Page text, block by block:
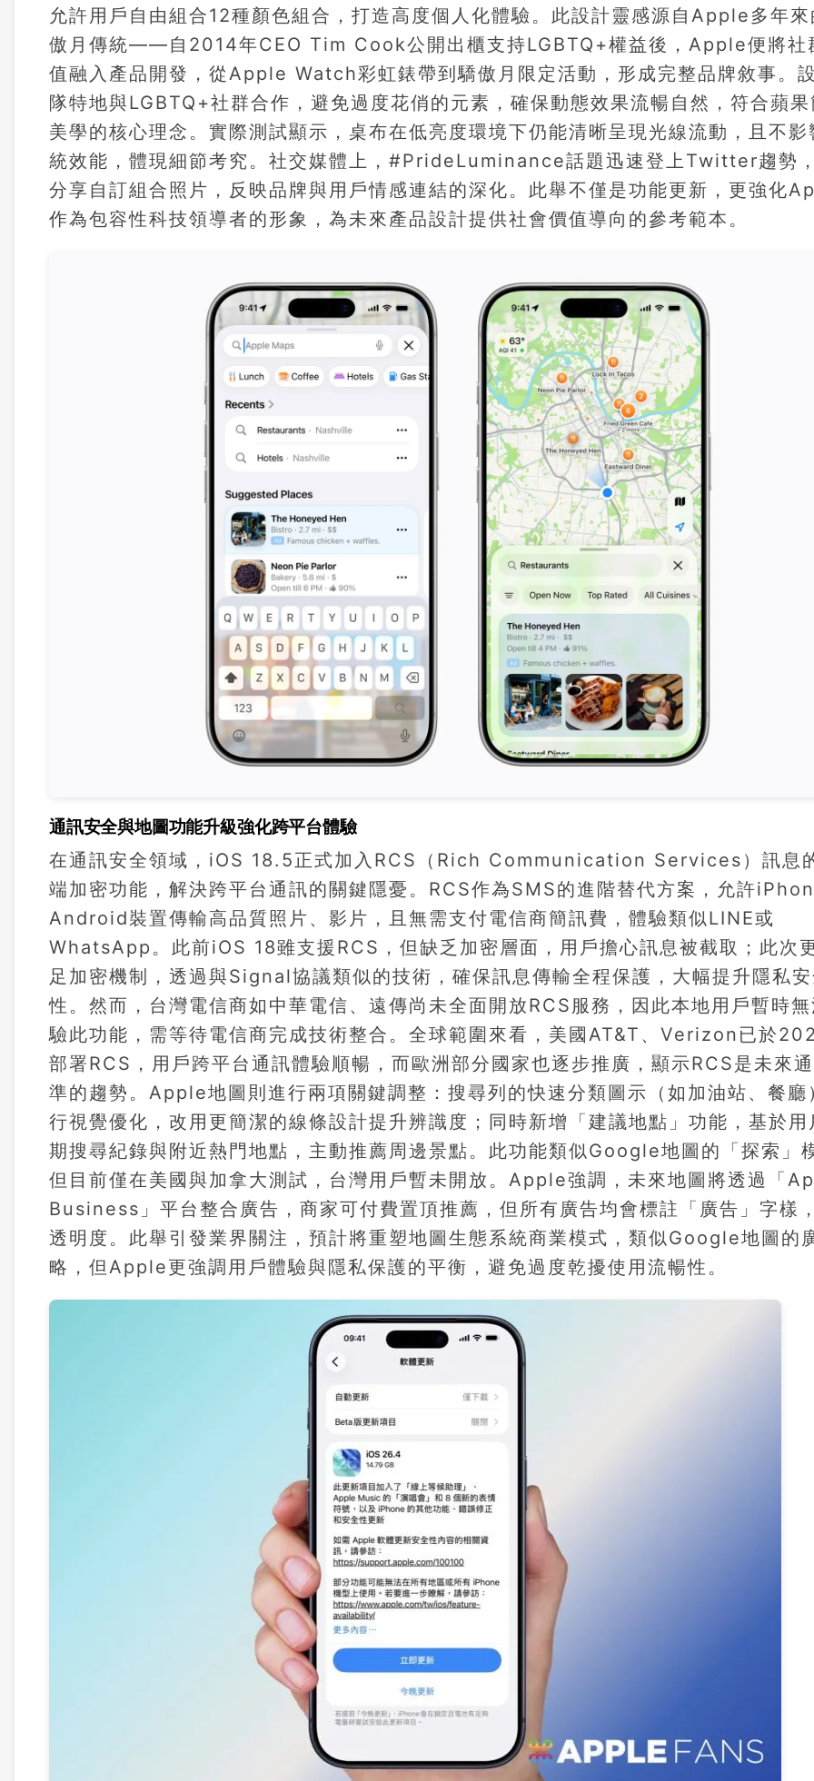
允許用戶自由組合12種顏色組合，打造高度個人化體驗。此設計靈感源自Apple多年來
傲月傳統——自2014年CEO Tim Cook公開出櫃支持LGBTQ+權益後，Apple便將社
值融入產品開發，從Apple Watch彩虹錶帶到驕傲月限定活動，形成完整品牌敘事。
隊特地與LGBTQ+社群合作，避免過度花俏的元素，確保動態效果流暢自然，符合蘋果
美學的核心理念。實際測試顯示，桌布在低亮度環境下仍能清晰呈現光線流動，且不影
統效能，體現細節考究。社交媒體上，#PrideLuminance話題迅速登上Twitter趨勢
分享自訂組合照片，反映品牌與用戶情感連結的深化。此舉不僅是功能更新，更強化
作為包容性科技領導者的形象，為未來產品設計提供社會價值導向的參考範本。
通訊安全與地圖功能升級強化跨平台體驗
在通訊安全領域，iOS 18.5正式加入RCS（Rich Communication Services）訊息
端加密功能，解決跨平台通訊的關鍵隱憂。RCS作為SMS的進階替代方案，允許
Android裝置傳輸高品質照片、影片，且無需支付電信商簡訊費，體驗類似LINE或
WhatsApp。此前iOS 18雖支援RCS，但缺乏加密層面，用戶擔心訊息被截取；此次
足加密機制，透過與Signal協議類似的技術，確保訊息傳輸全程保護，大幅提升隱私安
性。然而，台灣電信商如中華電信、遠傳尚未全面開放RCS服務，因此本地用戶暫時無
驗此功能，需等待電信商完成技術整合。全球範圍來看，美國AT&T、Verizon已於
部署RCS，用戶跨平台通訊體驗順暢，而歐洲部分國家也逐步推廣，顯示RCS是未來
準的趨勢。Apple地圖則進行兩項關鍵調整：搜尋列的快速分類圖示（如加油站、餐廳
行視覺優化，改用更簡潔的線條設計提升辨識度；同時新增「建議地點」功能，基於用
期搜尋紀錄與附近熱門地點，主動推薦周邊景點。此功能類似Google地圖的「探索」
但目前僅在美國與加拿大測試，台灣用戶暫未開放。Apple強調，未來地圖將透過「
Business」平台整合廣告，商家可付費置頂推薦，但所有廣告均會標註「廣告」字樣
透明度。此舉引發業界關注，預計將重塑地圖生態系統商業模式，類似Google地圖的
略，但Apple更強調用戶體驗與隱私保護的平衡，避免過度乾擾使用流暢性。